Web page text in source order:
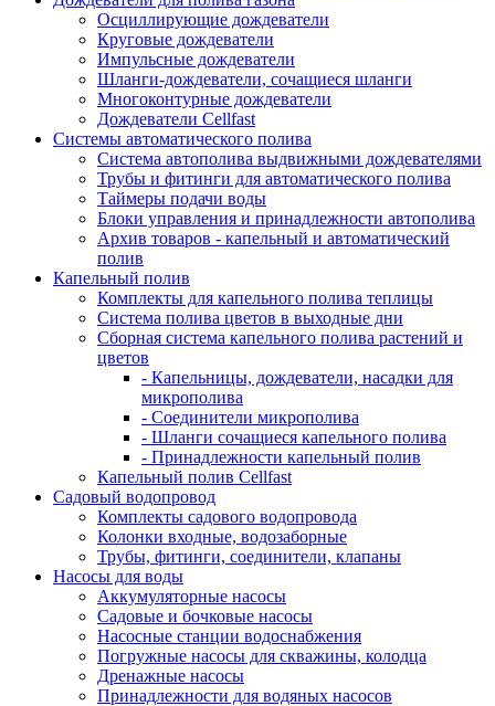
Осциллирующие дождеватели
Круговые дождеватели
Импульсные дождеватели
Шланги-дождеватели, сочащиеся шланги
Многоконтурные дождеватели
Дождеватели Cellfast
Системы автоматического полива
Система автополива выдвижными дождевателями
Трубы и фитинги для автоматического полива
Таймеры подачи воды
Блоки управления и принадлежности автополива
Архив товаров - капельный и автоматический
полив
Капельный полив
Комплекты для капельного полива теплицы
Система полива цветов в выходные дни
Сборная система капельного полива растений и
цветов
- Капельницы, дождеватели, насадки для
микрополива
- Соединители микрополива
- Шланги сочащиеся капельного полива
- Принадлежности капельный полив
Капельный полив Cellfast
Садовый водопровод
Комплекты садового водопровода
Колонки входные, водозаборные
Трубы, фитинги, соединители, клапаны
Насосы для воды
Аккумуляторные насосы
Садовые и бочковые насосы
Насосные станции водоснабжения
Погружные насосы для скважины, колодца
Дренажные насосы
Принадлежности для водяных насосов